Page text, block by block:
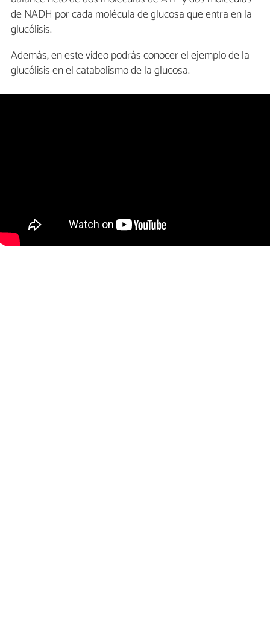
de NADH por cada molécula de glucosa que entra en la
glucólisis.
Además, en este vídeo podrás conocer el ejemplo de la
glucólisis en el catabolismo de la glucosa.